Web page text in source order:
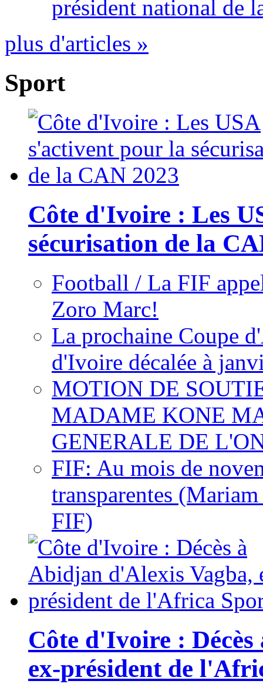
président national de
plus d'articles »
Sport
Côte d'Ivoire : Les
sécurisation de la
Football / La FIF
Zoro Marc!
La prochaine Coupe
d'Ivoire décalée à
MOTION DE
MADAME KONE
GENERALE DE
FIF: Au mois de
transparentes
FIF)
Côte d'Ivoire :
ex-président de